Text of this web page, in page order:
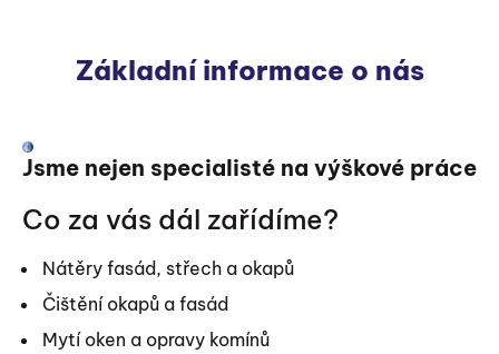
Základní informace o nás
Jsme nejen specialisté na výškové práce
Co za vás dál zařídíme?
Nátěry fasád, střech a okapů
Čištění okapů a fasád
Mytí oken a opravy komínů